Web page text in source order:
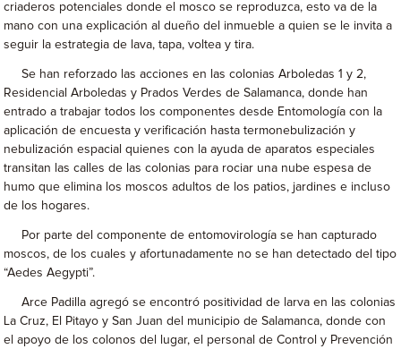
criaderos potenciales donde el mosco se reproduzca, esto va de la
mano con una explicación al dueño del inmueble a quien se le invita a
seguir la estrategia de lava, tapa, voltea y tira.
Se han reforzado las acciones en las colonias Arboledas 1 y 2,
Residencial Arboledas y Prados Verdes de Salamanca, donde han
entrado a trabajar todos los componentes desde Entomología con la
aplicación de encuesta y verificación hasta termonebulización y
nebulización espacial quienes con la ayuda de aparatos especiales
transitan las calles de las colonias para rociar una nube espesa de
humo que elimina los moscos adultos de los patios, jardines e incluso
de los hogares.
Por parte del componente de entomovirología se han capturado
moscos, de los cuales y afortunadamente no se han detectado del tipo
“Aedes Aegypti”.
Arce Padilla agregó se encontró positividad de larva en las colonias
La Cruz, El Pitayo y San Juan del municipio de Salamanca, donde con
el apoyo de los colonos del lugar, el personal de Control y Prevención